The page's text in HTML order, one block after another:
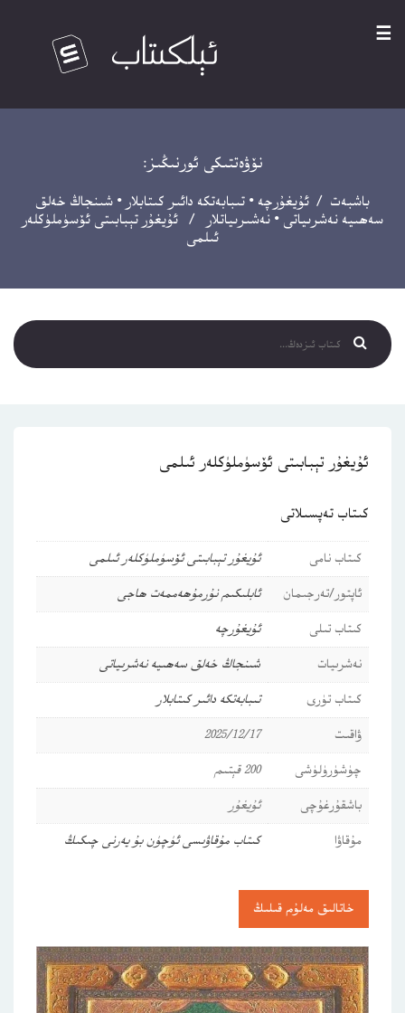
☰
نۆۋەتتىكى ئورنىڭىز:
باشبەت / ئۇيغۇرچە • تىبابەتكە دائىر كىتابلار • شىنجاڭ خەلق
سەھىيە نەشرىياتى • نەشىرىياتلار / ئۇيغۇر تېبابىتى ئۆسۈملۈكلەر
ئىلمى
ئۇيغۇر تېبابىتى ئۆسۈملۈكلەر ئىلمى
كىتاب تەپسىلاتى
كىتاب نامى
ئۇيغۇر تېبابىتى ئۆسۈملۈكلەر ئىلمى
ئاپتور/تەرجىمان
ئابلىكىم نۇرمۇھەممەت ھاجى
كىتاب تىلى
ئۇيغۇرچە
نەشرىيات
شىنجاڭ خەلق سەھىيە نەشرىياتى
كىتاب تۈرى
تىبابەتكە دائىر كىتابلار
ۋاقىت
2025/12/17
چۈشۈرۈلۈشى
200 قېتىم
باشقۇرغۇچى
ئۇيغۇر
مۇقاۋا
كىتاب مۇقاۋىسى ئۈچۈن بۇ يەرنى چىكىڭ
خاتالىق مەلۇم قىلىڭ